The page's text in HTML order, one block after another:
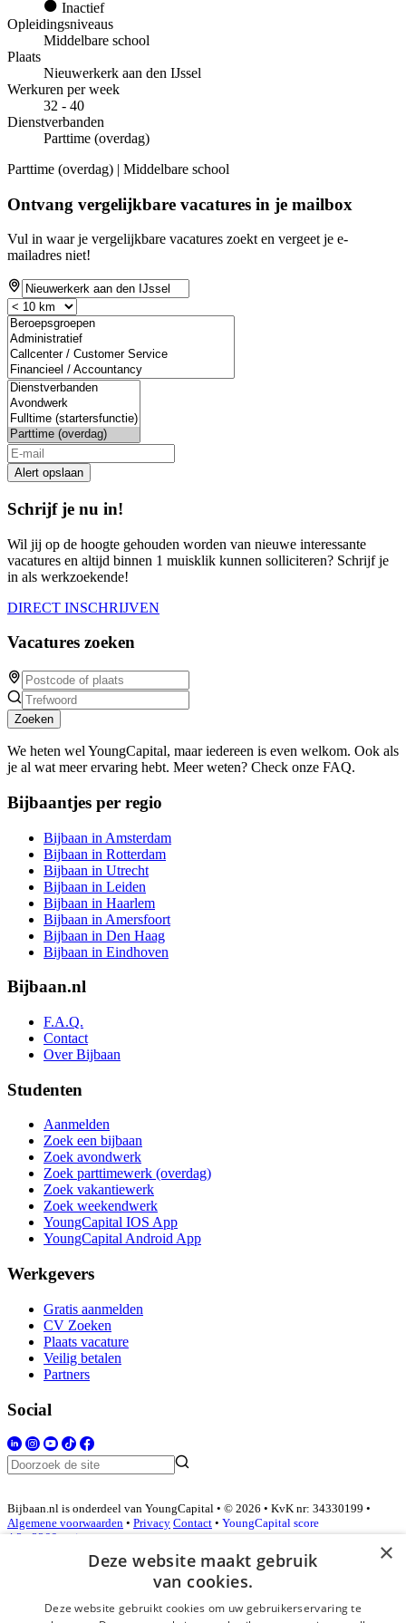
Inactief
Opleidingsniveaus
Middelbare school
Plaats
Nieuwerkerk aan den IJssel
Werkuren per week
32 - 40
Dienstverbanden
Parttime (overdag)
Parttime (overdag) | Middelbare school
Ontvang vergelijkbare vacatures in je mailbox
Vul in waar je vergelijkbare vacatures zoekt en vergeet je e-
mailadres niet!
Alert opslaan
Schrijf je nu in!
Wil jij op de hoogte gehouden worden van nieuwe interessante
vacatures en altijd binnen 1 muisklik kunnen solliciteren? Schrijf je
in als werkzoekende!
DIRECT INSCHRIJVEN
Vacatures zoeken
Zoeken
We heten wel YoungCapital, maar iedereen is even welkom. Ook als
je al wat meer ervaring hebt. Meer weten? Check onze FAQ.
Bijbaantjes per regio
Bijbaan in Amsterdam
Bijbaan in Rotterdam
Bijbaan in Utrecht
Bijbaan in Leiden
Bijbaan in Haarlem
Bijbaan in Amersfoort
Bijbaan in Den Haag
Bijbaan in Eindhoven
Bijbaan.nl
F.A.Q.
Contact
Over Bijbaan
Studenten
Aanmelden
Zoek een bijbaan
Zoek avondwerk
Zoek parttimewerk (overdag)
Zoek vakantiewerk
Zoek weekendwerk
YoungCapital IOS App
YoungCapital Android App
Werkgevers
Gratis aanmelden
CV Zoeken
Plaats vacature
Veilig betalen
Partners
Social
Bijbaan.nl is onderdeel van YoungCapital • © 2026 • KvK nr: 34330199 •
Algemene voorwaarden • Privacy Contact • YoungCapital score
4.3 - 3366 reviews
Inloggen als bedrijf
×
Deze website maakt gebruik
van cookies.
Deze website gebruikt cookies om uw gebruikerservaring te